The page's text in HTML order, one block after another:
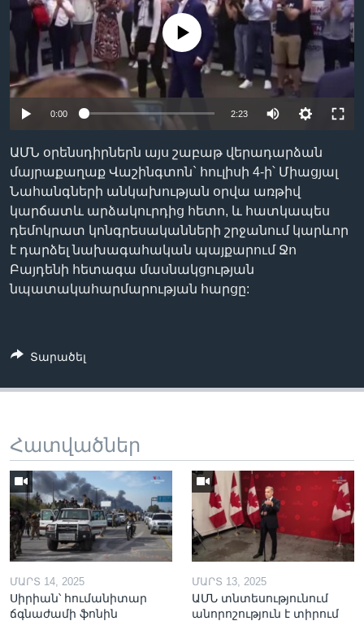
Լեզուներ
No media source currently available
0:00 2:23
ԱՄՆ օրենսդիրներն այս շաբաթ վերադարձան
մայրաքաղաք Վաշինգտոն` հուլիսի 4-ի՝ Միացյալ
Նահանգների անկախության օրվա առթիվ
կարճատև արձակուրդից հետո, և հատկապես
դեմոկրատ կոնգրեսականների շրջանում կարևոր
է դարձել նախագահական պայքարում Ջո
Բայդենի հետագա մասնակցության
նպատակահարմարության հարցը:
Տարածել
Հատվածներ
ՄԱՐՏ 14, 2025
Սիրիան՝ հումանիտար
ճգնաժամի ֆոնին
ՄԱՐՏ 13, 2025
ԱՄՆ տնտեսությունում
անորոշություն է տիրում